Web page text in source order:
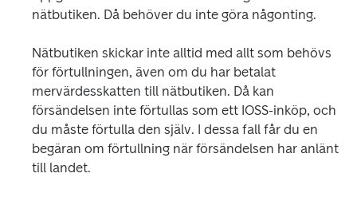
nätbutiken. Då behöver du inte göra någonting.
Nätbutiken skickar inte alltid med allt som behövs
för förtullningen, även om du har betalat
mervärdesskatten till nätbutiken. Då kan
försändelsen inte förtullas som ett IOSS-inköp, och
du måste förtulla den själv. I dessa fall får du en
begäran om förtullning när försändelsen har anlänt
till landet.